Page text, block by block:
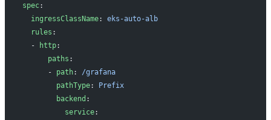
spec:
  ingressClassName
: eks-auto-alb
  rules
:
  -
http:
      paths
:
      -
path: /grafana
        pathType
: Prefix
        backend
:
          service
: